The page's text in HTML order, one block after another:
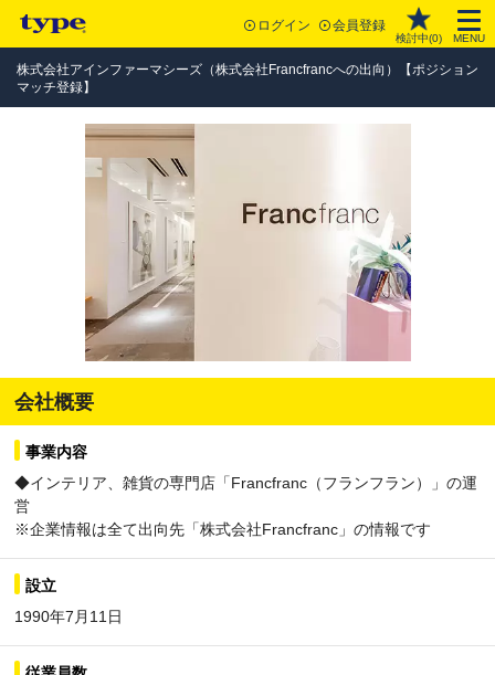
ログイン 会員登録
検討中(0) MENU
株式会社アインファーマシーズ（株式会社Francfrancへの出向）【ポジション
マッチ登録】
会社概要
事業内容
◆インテリア、雑貨の専門店「Francfranc（フランフラン）」の運
営
※企業情報は全て出向先「株式会社Francfranc」の情報です
設立
1990年7月11日